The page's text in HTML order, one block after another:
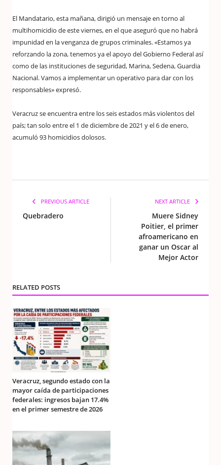
El Mandatario, esta mañana, dirigió un mensaje en torno al
multihomicidio de este viernes, en el que aseguró que no habrá
impunidad en la venganza de grupos criminales. «Estamos ya
reforzando la zona, tenemos ya el apoyo del Gobierno Federal así
como de las instituciones de seguridad, Marina, Sedena, Guardia
Nacional. Vamos a implementar un operativo para dar con los
responsables» expresó.
Veracruz se encuentra entre los seis estados más violentos del
país; tan solo entre el 1 de diciembre de 2021 y el 6 de enero,
acumuló 93 homicidios dolosos.
PREVIOUS ARTICLE
Quebradero
NEXT ARTICLE
Muere Sidney
Poitier, el primer
afroamericano en
ganar un Oscar al
Mejor Actor
RELATED POSTS
Veracruz, segundo estado con la
mayor caída de participaciones
federales: ingresos bajan 17.4%
en el primer semestre de 2026